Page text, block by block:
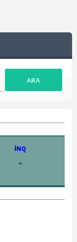
ARA
İNQ